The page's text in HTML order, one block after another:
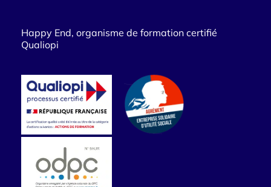
Happy End, organisme de formation certifié
Qualiopi